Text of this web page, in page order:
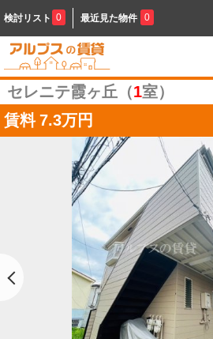
検討リスト 0 最近見た物件 0
セレニテ霞ヶ丘（1室）
賃料 7.3万円